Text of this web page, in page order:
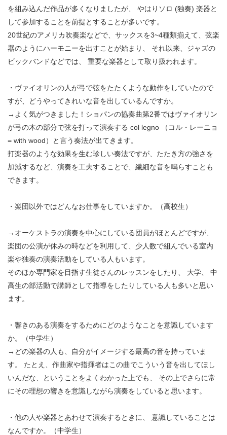
を組み込んだ作品が多くなりましたが、 やはりソロ (独奏) 楽器と
して参加することを前提とすることが多いです。
20世紀のアメリカ吹奏楽などで、サックスを3~4種類揃えて、弦楽
器のようにハーモニーを出すことが始まり、 それ以来、ジャズの
ビックバンドなどでは、 重要な楽器として取り扱われます。
・ヴァイオリンの人が弓で弦をたたくような動作をしていたので
すが、どうやってきれいな音を出しているんですか。
→よく気がつきました！ショパンの協奏曲第2番ではヴァイオリン
が弓の木の部分で弦を打って演奏する col legno （コル・レーニョ
= with wood）と言う奏法が出てきます。
打楽器のような効果を生む珍しい奏法ですが、たたき方の強さを
加減するなど、演奏を工夫することで、繊細な音を鳴らすことも
できます。
・楽団以外ではどんなお仕事をしていますか。（高校生）
→オーケストラの演奏を中心にしている団員がほとんどですが、
楽団の公演が休みの時などを利用して、少人数で組んでいる室内
楽や独奏の演奏活動をしている人もいます。
そのほか専門家を目指す生徒さんのレッスンをしたり、 大学、 中
高生の部活動で講師として指導をしたりしている人も多いと思い
ます。
・響きのある演奏をするためにどのようなことを意識しています
か。（中学生）
→どの楽器の人も、自分がイメージする最高の音を持っていま
す。 たとえ、作曲家や指揮者はこの曲でこういう音を出してほし
いんだな、ということをよくわかった上でも、 その上でさらに常
にその理想の響きを意識しながら演奏をしていると思います。
・他の人や楽器とあわせて演奏するときに、 意識していることは
なんですか。（中学生）